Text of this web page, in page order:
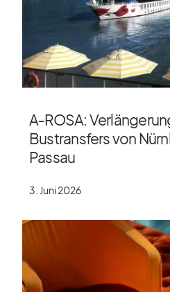
A‑ROSA:
Bustransfers von
Passau
3. Juni 2026